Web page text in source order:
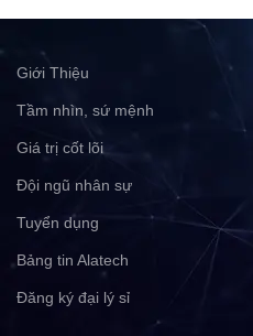
Giới Thiệu
Tầm nhìn, sứ mệnh
Giá trị cốt lõi
Đội ngũ nhân sự
Tuyển dụng
Bảng tin Alatech
Đăng ký đại lý sỉ